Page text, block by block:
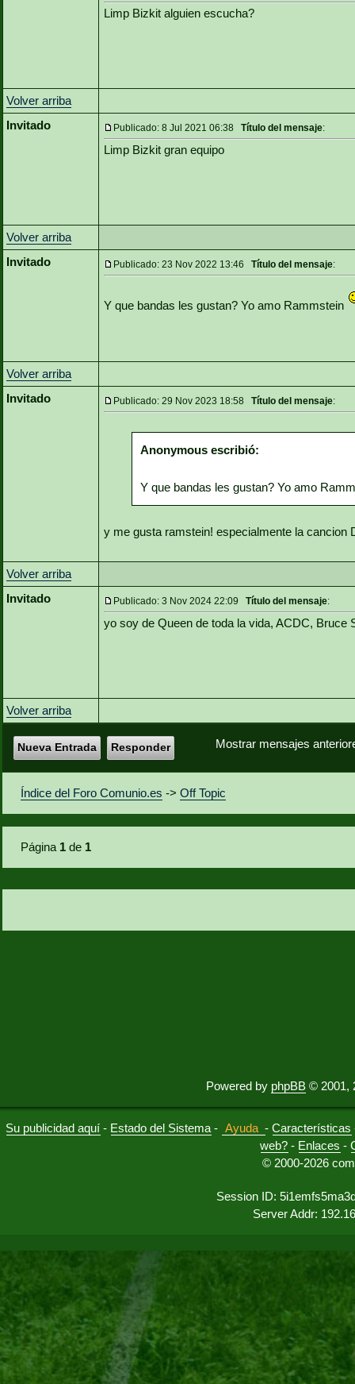
Limp Bizkit alguien escucha?
Volver arriba
Invitado
Publicado: 8 Jul 2021 06:38 Título del mensaje:
Limp Bizkit gran equipo
Volver arriba
Invitado
Publicado: 23 Nov 2022 13:46 Título del mensaje:
Y que bandas les gustan? Yo amo Rammstein
Volver arriba
Invitado
Publicado: 29 Nov 2023 18:58 Título del mensaje:
Anonymous escribió:
Y que bandas les gustan? Yo amo
y me gusta ramstein! especialmente la cancion
Volver arriba
Invitado
Publicado: 3 Nov 2024 22:09 Título del mensaje:
yo soy de Queen de toda la vida, ACDC, Bruce
Volver arriba
Mostrar mensajes
Nueva Entrada Responder
Índice del Foro Comunio.es ->Off Topic
Página 1 de 1
Powered by phpBB © 2001,
Su publicidad aquí - Estado del Sistema - Ayuda -Características
web? - Enlaces -
© 2000-2026
Session ID:
Server Addr: